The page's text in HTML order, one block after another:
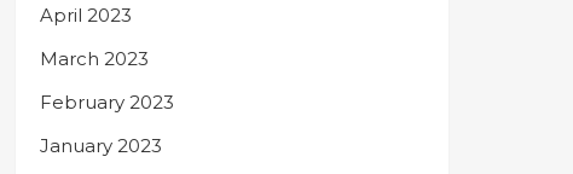
April 2023
March 2023
February 2023
January 2023